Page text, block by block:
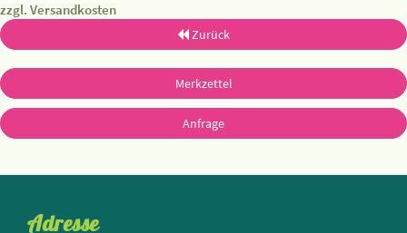
zzgl. Versandkosten
Zurück
Merkzettel
Anfrage
Adresse